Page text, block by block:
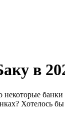
в
Хотелось